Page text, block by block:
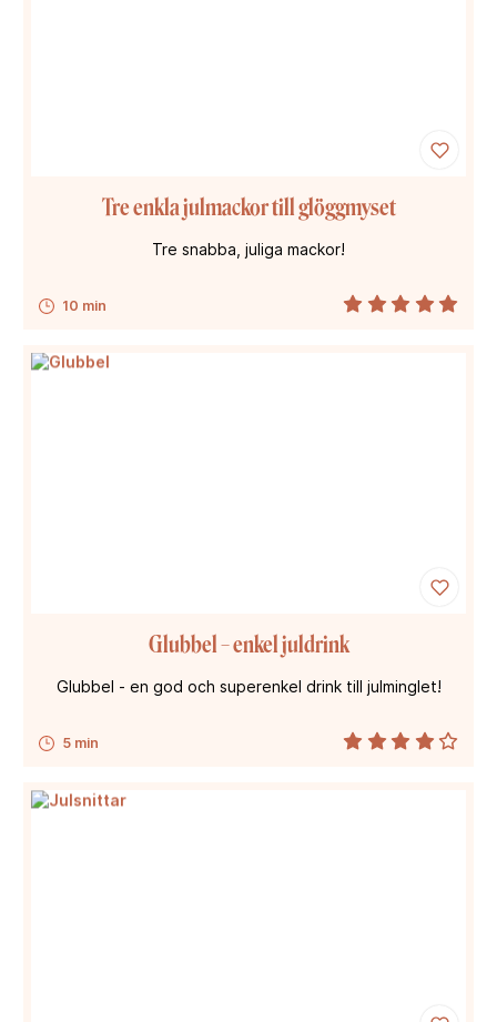
10 min
Tre enkla julmackor till glöggmyset
Tre snabba, juliga mackor!
5 min
Glubbel – enkel juldrink
Glubbel - en god och superenkel drink till julminglet!